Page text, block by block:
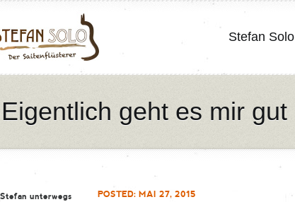
Stefan Solo
Eigentlich geht es mir gut
POSTED: MAI 27, 2015